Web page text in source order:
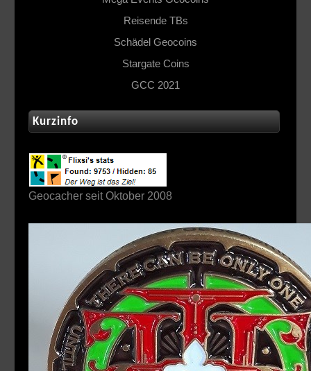
Reisende TBs
Schädel Geocoins
Stargate Coins
GCC 2021
Kurzinfo
Geocacher seit Oktober 2008